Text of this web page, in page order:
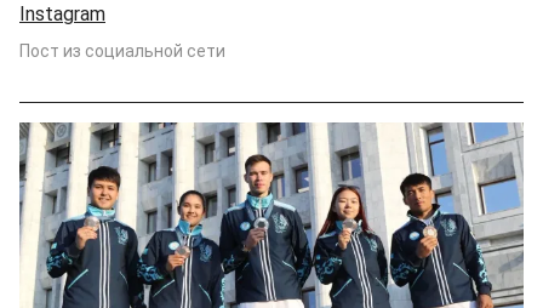
Instagram
Пост из социальной сети